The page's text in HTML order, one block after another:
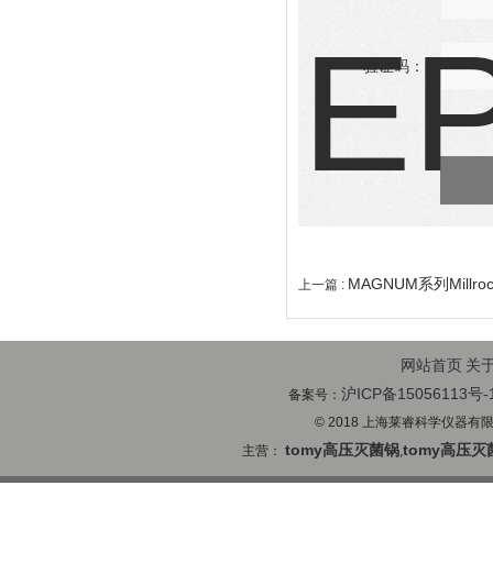
验证码：
上一篇 : MAGNUM系列
网站首页 关
备案号：沪ICP备15056113号-
© 2018 上海莱睿科学仪器有
主营：tomy高压灭菌锅,tomy高压灭